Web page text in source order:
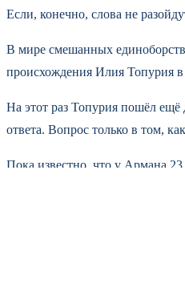
Если, конечно, слова не
В мире смешанных единоборств
происхождения Илия Топурия в
На этот раз Топурия пошёл
ответа. Вопрос только в том,
Пока известно, что у Армана